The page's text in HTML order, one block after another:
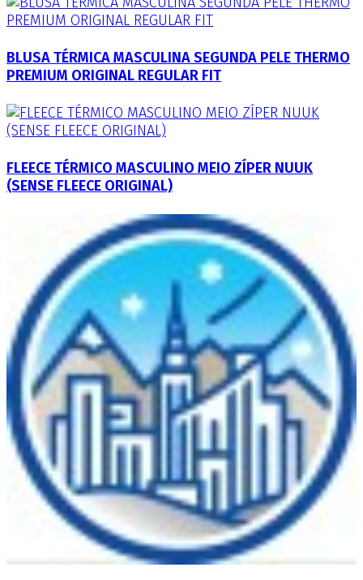
BLUSA TÉRMICA MASCULINA SEGUNDA PELE THERMO
PREMIUM ORIGINAL REGULAR FIT
FLEECE TÉRMICO MASCULINO MEIO ZÍPER NUUK
(SENSE FLEECE ORIGINAL)